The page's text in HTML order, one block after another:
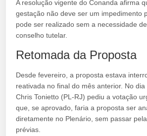
A resolução vigente do Conanda afirma
gestação não deve ser um impedimento
pode ser realizado sem a necessidade
conselho tutelar.
Retomada da Proposta
Desde fevereiro, a proposta estava
reativada no final do mês anterior. No
Chris Tonietto (PL-RJ) pediu a votação
que, se aprovado, faria a proposta ser
diretamente no Plenário, sem passar
prévias.